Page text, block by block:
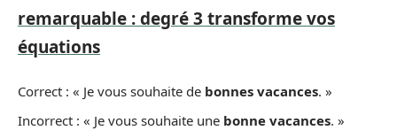
remarquable : degré 3 transforme vos
équations
Correct : « Je vous souhaite de bonnes vacances. »
Incorrect : « Je vous souhaite une bonne vacances. »